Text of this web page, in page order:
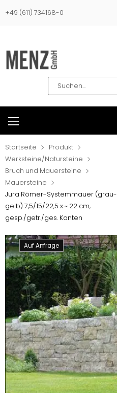
+49 (611) 734168-0
Search
Startseite
Produkt
Werksteine/Natursteine
Bruch und Mauersteine
Mauersteine
Jura Römer-Systemmauer (grau-
gelb) 7,5/15/22,5 x ~ 22 cm,
gesp./getr./ges. Kanten
Auf Anfrage